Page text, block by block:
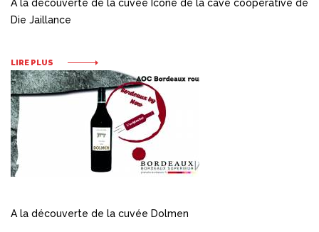
A la découverte de la cuvée Icone de la cave coopérative de
Die Jaillance
LIRE PLUS
A la découverte de la cuvée Dolmen